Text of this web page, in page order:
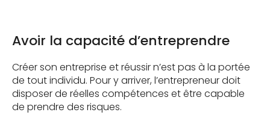
Avoir la capacité d’entreprendre
Créer son entreprise et réussir n’est pas à la portée
de tout individu. Pour y arriver, l’entrepreneur doit
disposer de réelles compétences et être capable
de prendre des risques.